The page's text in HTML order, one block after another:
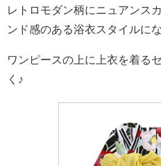
レトロモダン柄にニュアンス
ンド感のある浴衣スタイルに
ワンピースの上に上衣を着る
く♪